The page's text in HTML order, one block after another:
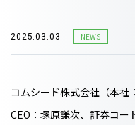
2025.03.03 NEWS
コムシード株式会社（本社
CEO：塚原謙次、証券コ